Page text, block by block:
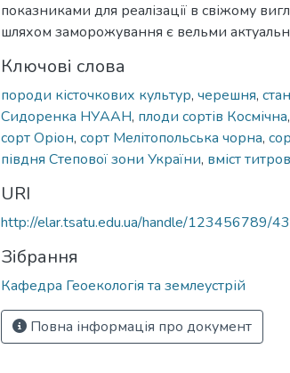
показниками для реалізації в свіжому
шляхом заморожування є вельми
Ключові слова
породи кісточкових культур, черешня,
Сидоренка НУААН, плоди сортів Космічна,
сорт Оріон, сорт Мелітопольська чорна,
півдня Степової зони України, вміст
URI
http://elar.tsatu.edu.ua/handle/123456789/
Зібрання
Кафедра Геоекологія та землеустрій
Повна інформація про документ